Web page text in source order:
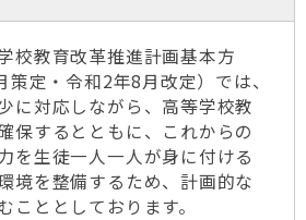
校教育改革推進計画基本方
定・令和2年8月改定）では、
に対応しながら、高等学校教
保するとともに、これからの
を生徒一人一人が身に付ける
境を整備するため、計画的な
こととしております。